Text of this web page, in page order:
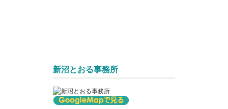
新沼とおる事務所